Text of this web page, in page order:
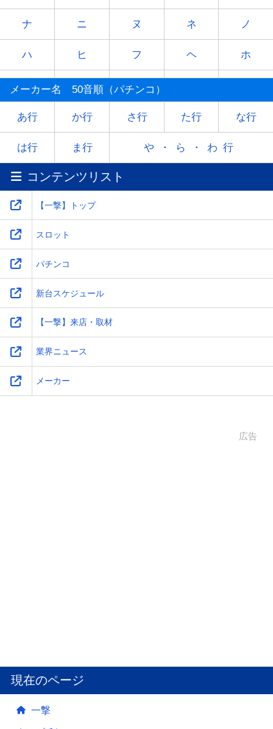
ナ ニ ヌ ネ ノ
ハ ヒ フ ヘ ホ
マ ミ ム
ヤ - ユ - ヨ
ラ リ レ
ワ -
メーカー名 50音順（パチンコ）
あ行 か行 さ行 た行 な行
は行 ま行 や・ら・わ行
コンテンツリスト
【一撃】トップ
スロット
パチンコ
新台スケジュール
【一撃】来店・取材
業界ニュース
メーカー
広告
現在のページ
一撃